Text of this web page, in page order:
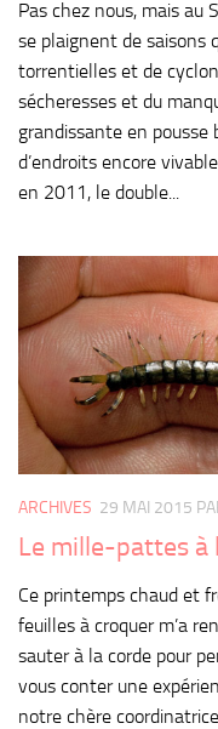
Pas chez nous, mais au
se plaignent de saisons
torrentielles et de
sécheresses et du
grandissante en pousse
d’endroits encore
en 2011, le double...
ARCHIVES 29 MAI 2015
Le mille-pattes à
Ce printemps chaud et
feuilles à croquer m’a
sauter à la corde pour
vous conter une
notre chère